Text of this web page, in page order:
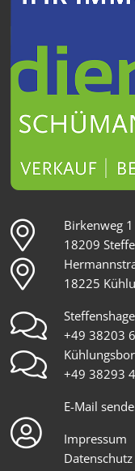
Birkenweg 1
18209
18225
+49 38203
+49 38293
E-Mail
Impressum
Datenschutz